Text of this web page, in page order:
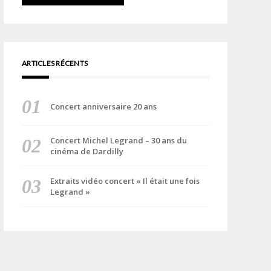
ARTICLES RÉCENTS
Concert anniversaire 20 ans
Concert Michel Legrand – 30 ans du
cinéma de Dardilly
Extraits vidéo concert « Il était une fois
Legrand »